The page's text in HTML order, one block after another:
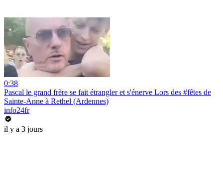
0:38
Pascal le grand frère se fait étrangler et s'énerve Lors des #fêtes de
Sainte-Anne à Rethel (Ardennes)
info24fr
il y a 3 jours